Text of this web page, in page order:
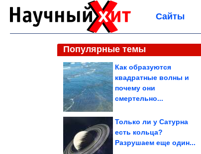
Сайты
Популярные темы
Как образуются
квадратные волны и
почему они
смертельно...
Только ли у Сатурна
есть кольца?
Разрушаем еще один...